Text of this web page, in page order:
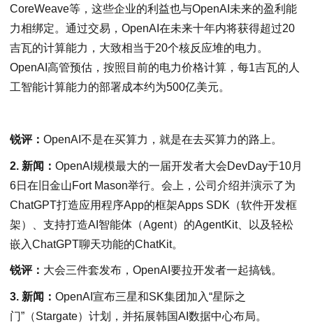
CoreWeave等，这些企业的利益也与OpenAI未来的盈利能
力相绑定。通过交易，OpenAI在未来十年内将获得超过20
吉瓦的计算能力，大致相当于20个核反应堆的电力。
OpenAI高管预估，按照目前的电力价格计算，每1吉瓦的人
工智能计算能力的部署成本约为500亿美元。
锐评： OpenAI不是在买算力，就是在去买算力的路上。
2. 新闻： OpenAI规模最大的一届开发者大会DevDay于10月
6日在旧金山Fort Mason举行。会上，公司介绍并演示了为
ChatGPT打造应用程序App的框架Apps SDK（软件开发框
架）、支持打造AI智能体（Agent）的AgentKit、以及轻松
嵌入ChatGPT聊天功能的ChatKit。
锐评： 大会三件套发布，OpenAI要拉开发者一起搞钱。
3. 新闻： OpenAI宣布三星和SK集团加入“星际之
门”（Stargate）计划，并拓展韩国AI数据中心布局。